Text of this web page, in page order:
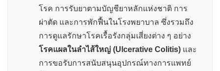
โรค การรับยาตามบัญชียาหลักแห่งชาติ การ
ผ่าตัด และการพักฟื้นในโรงพยาบาล ซึ่งรวมถึง
การดูแลรักษาโรคเรื้อรังกลุ่มเสี่ยงต่าง ๆ อย่าง
โรคแผลในลำไส้ใหญ่ (Ulcerative Colitis) และ
การขอรับการสนับสนุนอุปกรณ์ทางการแพทย์